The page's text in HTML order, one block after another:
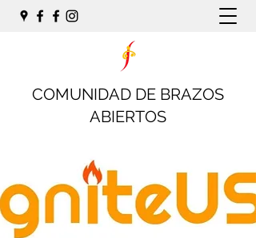
COMUNIDAD DE BRAZOS
ABIERTOS